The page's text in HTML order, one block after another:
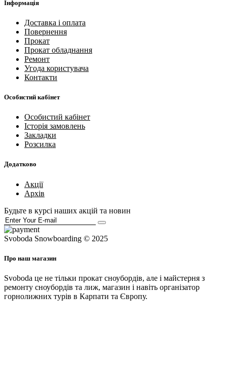
Інформація
Доставка і оплата
Повернення
Прокат
Прокат обладнання
Ремонт
Угода користувача
Контакти
Особистий кабінет
Особистий кабінет
Історія замовлень
Закладки
Розсилка
Додатково
Акції
Архів
Будьте в курсі наших акцій та новин
Svoboda Snowboarding © 2025
Про наш магазин
Svoboda це не тільки прокат сноубордів, але і майстерня з
ремонту сноубордів та лиж, магазин і навіть організатор
горнолижних турів в Карпати та Європу.